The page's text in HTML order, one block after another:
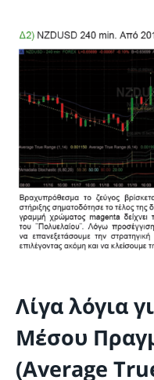
Λίγα λόγια
Μέσου
(Average